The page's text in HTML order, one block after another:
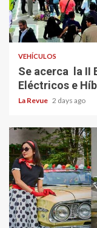
VEHÍCULOS
Se acerca la II
Eléctricos e
La Revue 2 days ago